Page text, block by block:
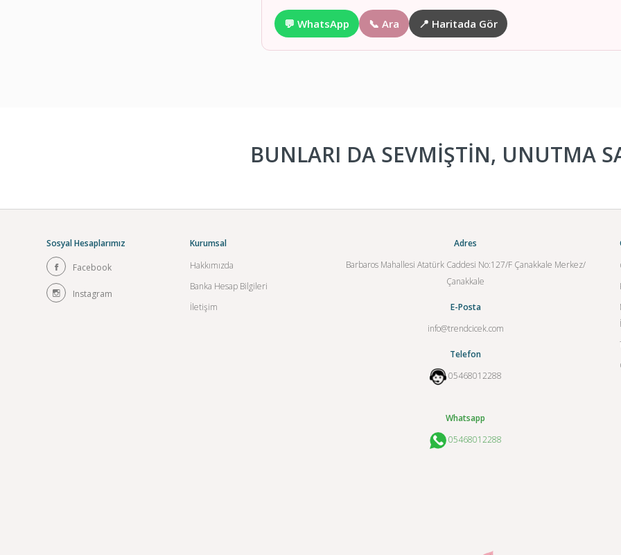
💬 WhatsApp 📞 Ara 📍 Haritada Gör
BUNLARI DA SEVMİŞTİN, UNUTMA
Sosyal Hesaplarımız
Facebook
Instagram
Kurumsal
Hakkımızda
Banka Hesap Bilgileri
İletişim
Adres
Barbaros Mahallesi Atatürk Caddesi No:127/F Çanakkale Merkez/
Çanakkale
E-Posta
info@trendcicek.com
Telefon
05468012288
Whatsapp
05468012288